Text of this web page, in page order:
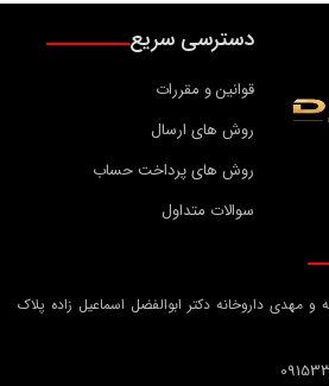
دسترسی سریع
قوانین و مقررات
روش های ارسال
روش های پرداخت حساب
سوالات متداول
و مهدی داروخانه دکتر ابوالفضل اسماعیل زاده پلاک